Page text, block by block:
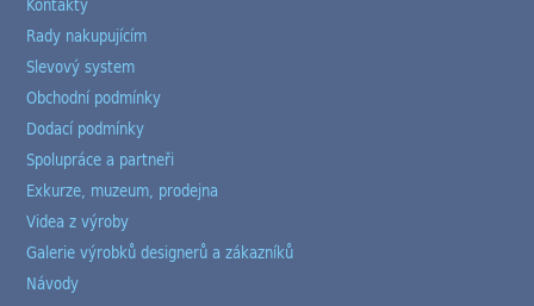
Rady nakupujícím
Slevový system
Obchodní podmínky
Dodací podmínky
Spolupráce a partneři
Exkurze, muzeum, prodejna
Videa z výroby
Galerie výrobků designerů a zákazníků
Návody